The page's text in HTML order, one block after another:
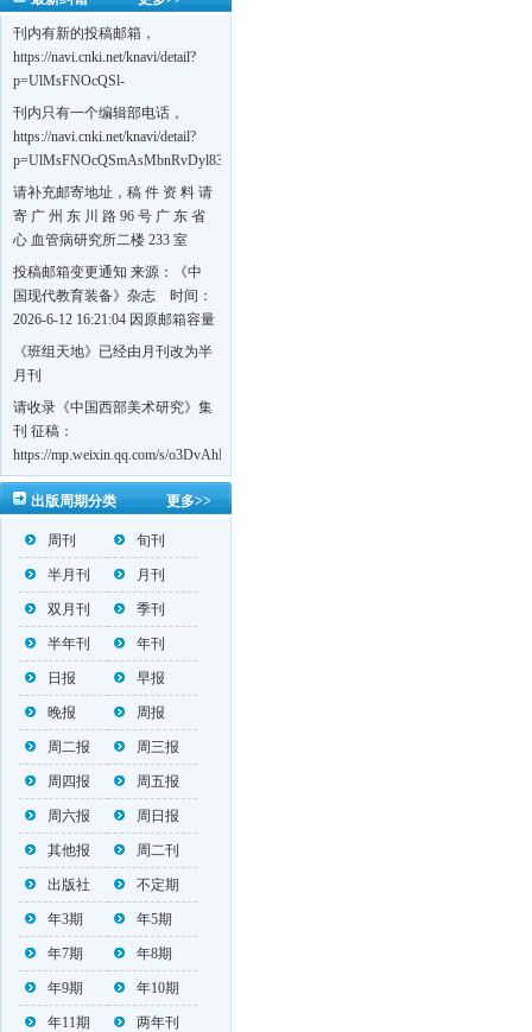
刊内有新的投稿邮箱，
https://navi.cnki.net/knavi/detail?
p=UlMsFNOcQSl-
刊内只有一个编辑部电话，
https://navi.cnki.net/knavi/detail?
p=UlMsFNOcQSmAsMbnRvDyl83fGGu5dcrBYtF-
w7VFJdSWT5tem1RQ5W2sC5HRG-
S8mH75DuljrTVfVeoXxT4L0b-
Yrk7HaGd7C2w5FD7nrnLRR5Q57zsTTQ==&uniplatform=NZKPT&language=CHS
请补充邮寄地址，稿 件 资 料 请
寄 广 州 东 川 路 96 号 广 东 省
心 血管病研究所二楼 233 室
《岭南心血管病杂志》编辑部
收，
https://navi.cnki.net/knavi/detail?
BMxk-
109PkA==&uniplatform=NZKPT&language=CHS
投稿邮箱变更通知 来源：《中
国现代教育装备》杂志 时间：
2026-6-12 16:21:04 因原邮箱容量
有限，自即日起停止使用，我刊
投稿邮箱变更为 高教投稿邮
邮箱：bedu@cmee.net.cn
《班组天地》已经由月刊改为半
月刊
请收录《中国西部美术研究》集
刊 征稿：
https://mp.weixin.qq.com/s/o3DvAhL6jtTS9ASccwcwPQ
第一辑：
https://mp.weixin.qq.com/s/_w2OMIu6Gs1QL0b_JWhZAQ
更多>>
出版周期分类
周刊 旬刊
半月刊 月刊
双月刊 季刊
半年刊 年刊
日报 早报
晚报 周报
周二报 周三报
周四报 周五报
周六报 周日报
其他报 周二刊
出版社 不定期
年3期 年5期
年7期 年8期
年9期 年10期
年11期 两年刊